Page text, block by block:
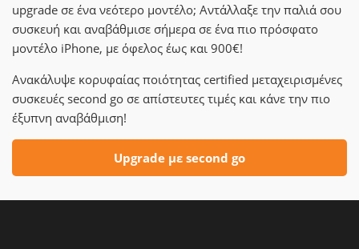
upgrade σε ένα νεότερο μοντέλο; Αντάλλαξε την παλιά σου
συσκευή και αναβάθμισε σήμερα σε ένα πιο πρόσφατο
μοντέλο iPhone, με όφελος έως και 900€!
Ανακάλυψε κορυφαίας ποιότητας certified μεταχειρισμένες
συσκευές second go σε απίστευτες τιμές και κάνε την πιο
έξυπνη αναβάθμιση!
Upgrade με second go